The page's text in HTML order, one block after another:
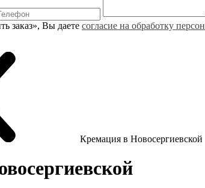
заказ», Вы даете согласие на обработку
Кремация в Новосергиевской